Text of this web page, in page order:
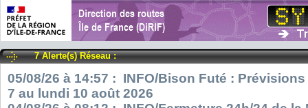
7 Alerte(s) Réseau :
05/08/26 à 14:57 : INFO/Bison Futé :
7 au lundi 10 août 2026